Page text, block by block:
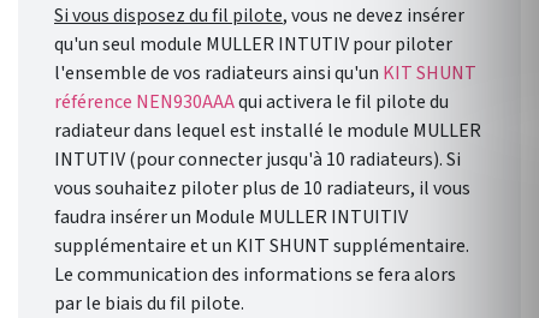
Si vous disposez du fil pilote, vous ne devez insérer
qu'un seul module MULLER INTUTIV pour piloter
l'ensemble de vos radiateurs ainsi qu'un KIT SHUNT
référence NEN930AAAqui activera le fil pilote du
radiateur dans lequel est installé le module MULLER
INTUTIV (pour connecter jusqu'à 10 radiateurs). Si
vous souhaitez piloter plus de 10 radiateurs, il vous
faudra insérer un Module MULLER INTUITIV
supplémentaire et un KIT SHUNT supplémentaire.
Le communication des informations se fera alors
par le biais du fil pilote.